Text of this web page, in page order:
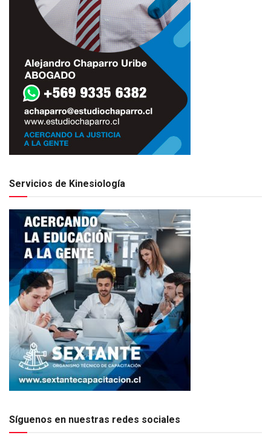
Servicios de Kinesiología
Síguenos en nuestras redes sociales